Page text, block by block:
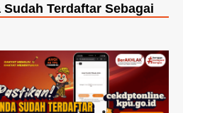
Terdaftar Sebagai